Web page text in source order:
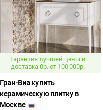
Гарантия лучшей цены и
доставка 0р. от 100 000р.
Гран-Виа купить
керамическую плитку в
Москве